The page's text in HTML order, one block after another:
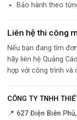
Bảo hành theo
Liên hệ thi công
Nếu bạn đang tìm
hãy liên hệ Quảng
hợp với công trình và
CÔNG TY TNHH
📍 627 Điện Biên Phủ,